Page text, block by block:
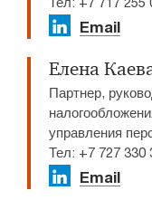
Email
Елена
Партнер,
управления
Тел: +7 727 330
Email